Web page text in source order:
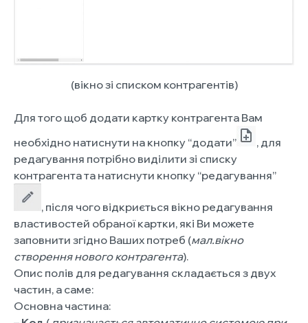
(вікно зі списком контрагентів)
Для того щоб додати картку контрагента Вам
необхідно натиснути на кнопку “додати”
, для
редагування потрібно виділити зі списку
контрагента та натиснути кнопку “редагування”
, після чого відкриється вікно редагування
властивостей обраної картки, які Ви можете
заповнити згідно Ваших потреб (мал.вікно
створення нового контрагента).
Опис полів для редагування складається з двух
частин, а саме:
Основна частина: